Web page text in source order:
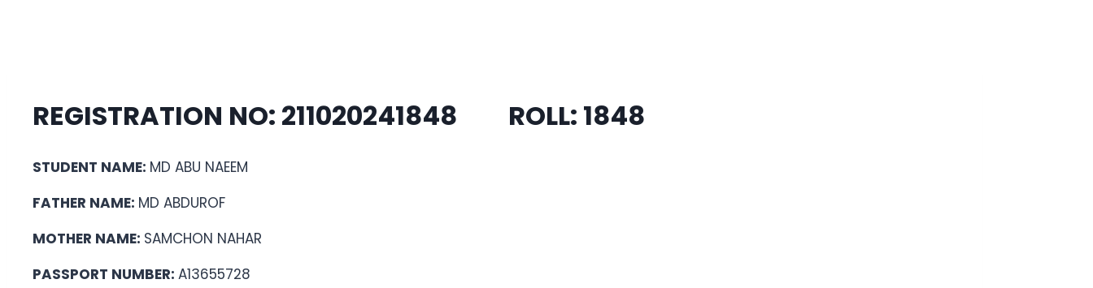
REGISTRATION NO: 211020241848 ROLL: 1848
STUDENT NAME: MD ABU NAEEM
FATHER NAME: MD ABDUROF
MOTHER NAME: SAMCHON NAHAR
PASSPORT NUMBER: A13655728